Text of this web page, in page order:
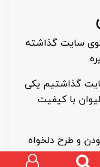
توی سایت گذاشته
گذاشتیم یکی
با کیفیت
و طرح دلخواه
بفرستید تا همون